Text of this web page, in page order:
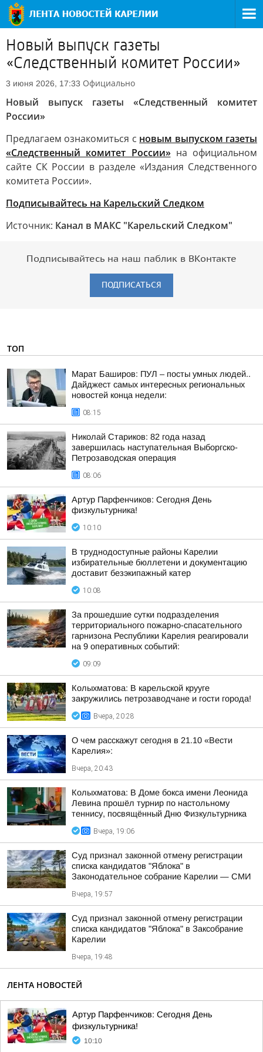
Новый выпуск газеты
«Следственный комитет России»
3 июня 2026, 17:33 Официально
Новый выпуск газеты «Следственный комитет
России»
Предлагаем ознакомиться с новым выпуском газеты
«Следственный комитет России»на официальном
сайте СК России в разделе «Издания Следственного
комитета России».
Подписывайтесь на Карельский Следком
Источник: Канал в МАКС "Карельский Следком"
Подписывайтесь на наш паблик в ВКонтакте
ПОДПИСАТЬСЯ
ТОП
Марат Баширов: ПУЛ – посты умных людей..
Дайджест самых интересных региональных
новостей конца недели:
08:15
Николай Стариков: 82 года назад
завершилась наступательная Выборгско-
Петрозаводская операция
08:06
Артур Парфенчиков: Сегодня День
физкультурника!
10:10
В труднодоступные районы Карелии
избирательные бюллетени и документацию
доставит безэкипажный катер
10:08
За прошедшие сутки подразделения
территориального пожарно-спасательного
гарнизона Республики Карелия реагировали
на 9 оперативных событий:
09:09
Колыхматова: В карельской крууге
закружились петрозаводчане и гости города!
Вчера, 20:28
О чем расскажут сегодня в 21.10 «Вести
Карелия»:
Вчера, 20:43
Колыхматова: В Доме бокса имени Леонида
Левина прошёл турнир по настольному
теннису, посвящённый Дню Физкультурника
Вчера, 19:06
Суд признал законной отмену регистрации
списка кандидатов "Яблока" в
Законодательное собрание Карелии — СМИ
Вчера, 19:57
Суд признал законной отмену регистрации
списка кандидатов "Яблока" в Заксобрание
Карелии
Вчера, 19:48
ЛЕНТА НОВОСТЕЙ
Артур Парфенчиков: Сегодня День
физкультурника!
10:10